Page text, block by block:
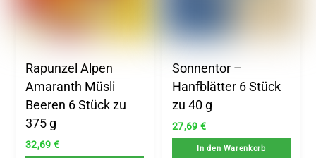
Rapunzel Alpen
Amaranth Müsli
Beeren 6 Stück zu
375 g
32,69 €
Sonnentor –
Hanfblätter 6 Stück
zu 40 g
27,69 €
In den Warenkorb